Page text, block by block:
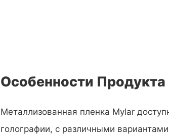
Особенности Продукта
Металлизованная пленка Mylar
голографии, с различными